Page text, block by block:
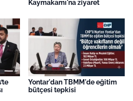
Kaymakamı'na ziyaret
Yontar'dan TBMM'de eğitim
bütçesi tepkisi